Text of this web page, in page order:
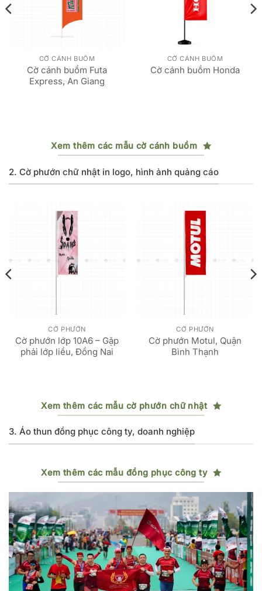
CỜ CÁNH BUỒM
Cờ cánh buồm Futa
Express, An Giang
CỜ CÁNH BUỒM
Cờ cánh buồm Honda
Xem thêm các mẫu cờ cánh buồm
2. Cờ phướn chữ nhật in logo, hình ảnh quảng cáo
CỜ PHƯỚN
Cờ phướn lớp 10A6 – Gặp
phải lớp liều, Đồng Nai
CỜ PHƯỚN
Cờ phướn Motul, Quận
Bình Thạnh
Xem thêm các mẫu cờ phướn chữ nhật
3. Áo thun đồng phục công ty, doanh nghiệp
Xem thêm các mẫu đồng phục công ty